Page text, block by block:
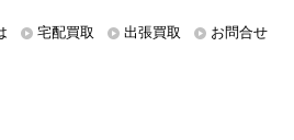
宅配買取 出張買取 お問合せ